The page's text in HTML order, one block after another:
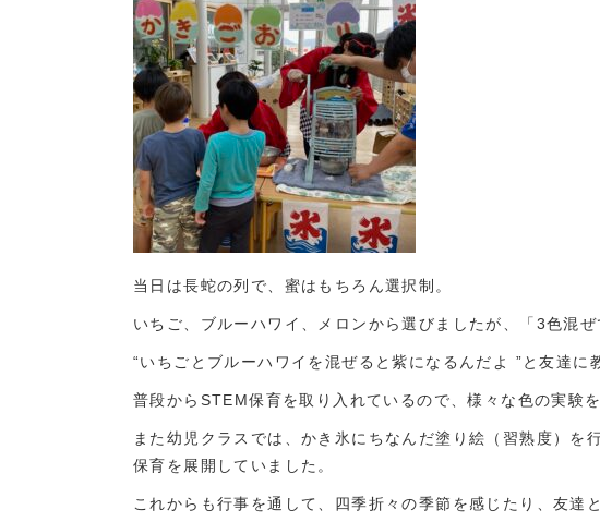
当日は長蛇の列で、蜜はもちろん選択制。
いちご、ブルーハワイ、メロンから選びましたが、「3色混
“いちごとブルーハワイを混ぜると紫になるんだよ ”と友達に
普段からSTEM保育を取り入れているので、様々な色の実験
また幼児クラスでは、かき氷にちなんだ塗り絵（習熟度）
保育を展開していました。
これからも行事を通して、四季折々の季節を感じたり、友達